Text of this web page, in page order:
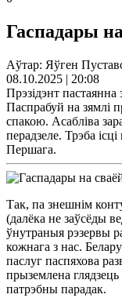
Гаспадары
Аўтар: Яўген
08.10.2025 | 20:08
Прэзідэнт
Паспрабуй на зямлі
спакою. Асабліва
перадзеле. Трэба
Першага.
Так, па знешнім
(далёка не заўсёды
ўнутраныя рэзервы
кожнага з нас.
паслуг паспяхова
прыземлена
патрэбны парадак.